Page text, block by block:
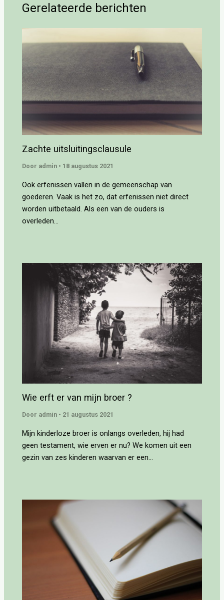
Gerelateerde berichten
Zachte uitsluitingsclausule
Door admin • 18 augustus 2021
Ook erfenissen vallen in de gemeenschap van
goederen. Vaak is het zo, dat erfenissen niet direct
worden uitbetaald. Als een van de ouders is
overleden…
Wie erft er van mijn broer ?
Door admin • 21 augustus 2021
Mijn kinderloze broer is onlangs overleden, hij had
geen testament, wie erven er nu? We komen uit een
gezin van zes kinderen waarvan er een…